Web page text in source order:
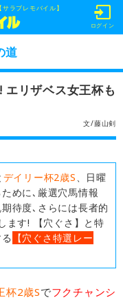
ラブレモバイル】
ログイン
道
エリザベス女王杯も
文/藤山剣
デイリー杯2歳S、日曜
めに､厳選穴馬情報
待度､さらには長者的
ます! 【穴ぐさ】と特
【穴ぐさ特選レー
杯2歳Sでフクチャンシ